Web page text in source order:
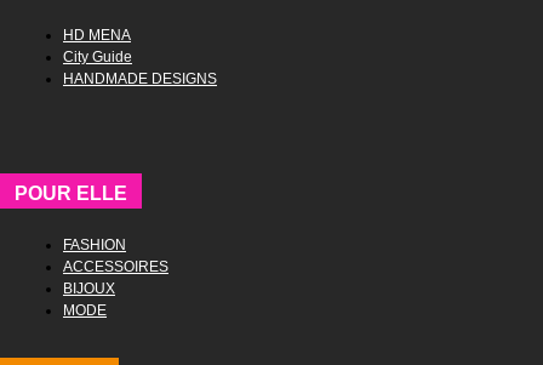
HD MENA
City Guide
HANDMADE DESIGNS
POUR ELLE
FASHION
ACCESSOIRES
BIJOUX
MODE